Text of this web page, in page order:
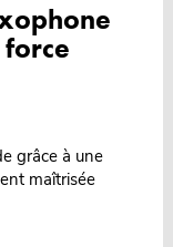
grâce à une
maîtrisée